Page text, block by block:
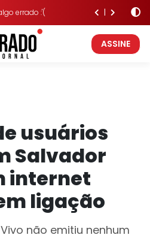
errado :'(
ASSINE
usuários
Salvador
internet
ligação
não emitiu nenhum